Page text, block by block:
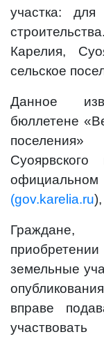
участка: для
Карелия,
сельское
Данное
бюллетене
(gov.karelia.ru
земельные
вправе